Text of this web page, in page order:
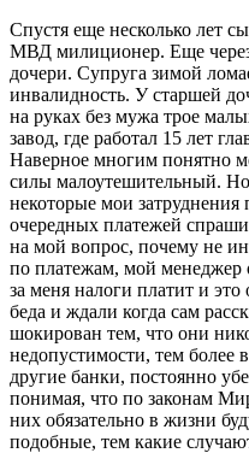
Спустя еще несколько лет
МВД милиционер. Еще
дочери. Супруга зимой
инвалидность. У старшей
на руках без мужа трое
завод, где работал 15 лет
Наверное многим понятно
силы малоутешительный.
некоторые мои
очередных платежей
на мой вопрос, почему не
по платежам, мой
за меня налоги платит и это
беда и ждали когда сам
шокирован тем, что они
недопустимости, тем более
другие банки, постоянно
понимая, что по законам
них обязательно в жизни
подобные, тем какие